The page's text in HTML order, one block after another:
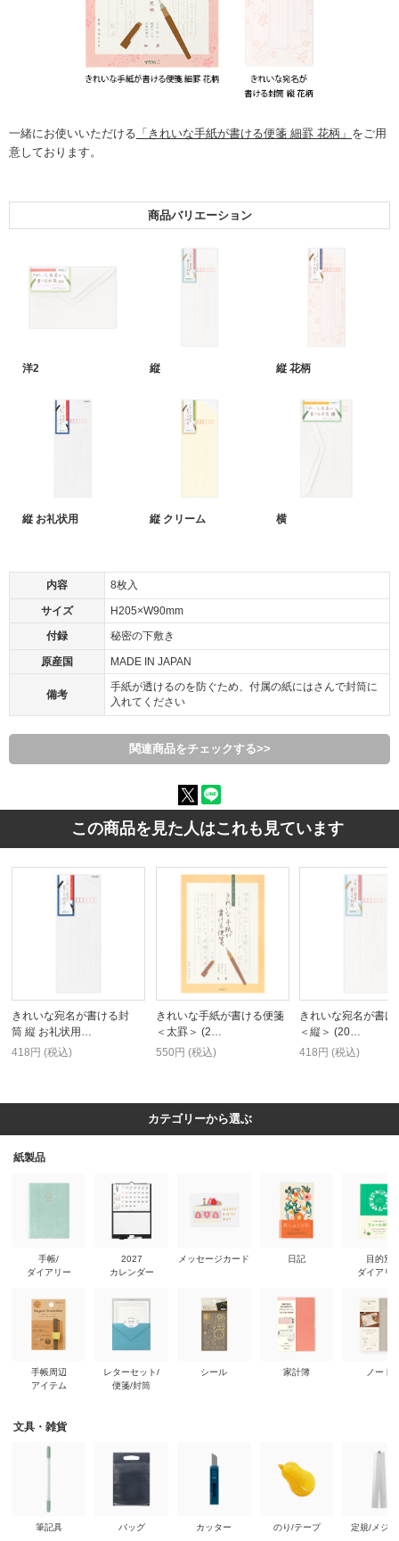
一緒にお使いいただける 「きれいな手紙が書ける便箋 細罫 花柄」 をご用
意しております。
商品バリエーション
洋2 縦 縦 花柄
縦 お礼状用 縦 クリーム 横
内容 8枚入
サイズ
H205×W90mm
付録
秘密の下敷き
原産国 MADE IN JAPAN
備考
手紙が透けるのを防ぐため、付属の紙にはさんで封筒に
入れてください
関連商品をチェックする>>
この商品を見た人はこれも見ています
きれいな宛名が書ける封
筒 縦 お礼状用…
418円 (税込)
きれいな手紙が書ける便箋
＜太罫＞ (2…
550円 (税込)
きれいな宛名が書け
＜縦＞ (20…
418円 (税込)
カテゴリーから選ぶ
紙製品
手帳/
ダイアリー
手帳周辺
アイテム
2027
カレンダー
レターセット/
便箋/封筒
メッセージカード
シール
日記
家計簿
目的別
ダイアリ
ノート
文具・雑貨
筆記具 バッグ カッター のり/テープ 定規/メジ